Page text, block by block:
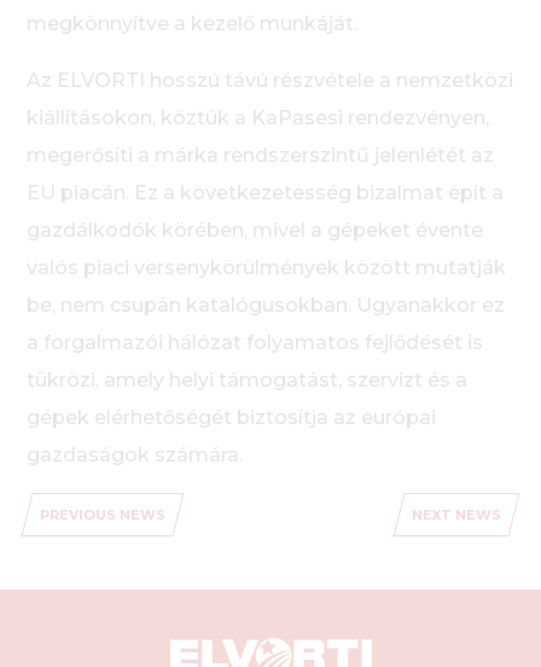
megkönnyítve a kezelő munkáját.
Az ELVORTI hosszú távú részvétele a nemzetközi
kiállításokon, köztük a KaPasesi rendezvényen,
megerősíti a márka rendszerszintű jelenlétét az
EU piacán. Ez a következetesség bizalmat épít a
gazdálkodók körében, mivel a gépeket évente
valós piaci versenykörülmények között mutatják
be, nem csupán katalógusokban. Ugyanakkor ez
a forgalmazói hálózat folyamatos fejlődését is
tükrözi, amely helyi támogatást, szervizt és a
gépek elérhetőségét biztosítja az európai
gazdaságok számára.
PREVIOUS NEWS NEXT NEWS